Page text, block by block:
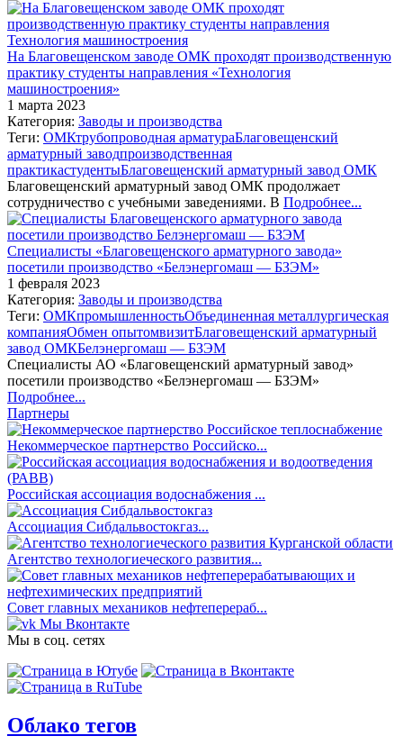
На Благовещенском заводе ОМК проходят производственную
практику студенты направления «Технология
машиностроения»
1 марта 2023
Категория: Заводы и производства
Теги: ОМКтрубопроводная арматураБлаговещенский
арматурный заводпроизводственная
практикастудентыБлаговещенский арматурный завод ОМК
Благовещенский арматурный завод ОМК продолжает
сотрудничество с учебными заведениями. В Подробнее...
Специалисты «Благовещенского арматурного завода»
посетили производство «Белэнергомаш — БЗЭМ»
1 февраля 2023
Категория: Заводы и производства
Теги: ОМКпромышленностьОбъединенная металлургическая
компанияОбмен опытомвизитБлаговещенский арматурный
завод ОМКБелэнергомаш — БЗЭМ
Специалисты АО «Благовещенский арматурный завод»
посетили производство «Белэнергомаш — БЗЭМ»
Подробнее...
Партнеры
Некоммерческое партнерство Российско...
Российская ассоциация водоснабжения ...
Ассоциация Сибдальвостокгаз...
Агентство технологиеческого развития...
Совет главных механиков нефтеперераб...
Мы Вконтакте
Мы в соц. сетях
Облако тегов